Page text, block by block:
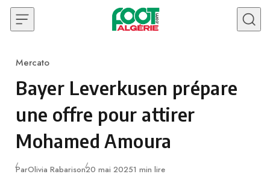
Skip to content
Category
Mercato
Bayer Leverkusen prépare
une offre pour attirer
Mohamed Amoura
ParOlivia RabarisonPublié
20 mai 20251 min lire